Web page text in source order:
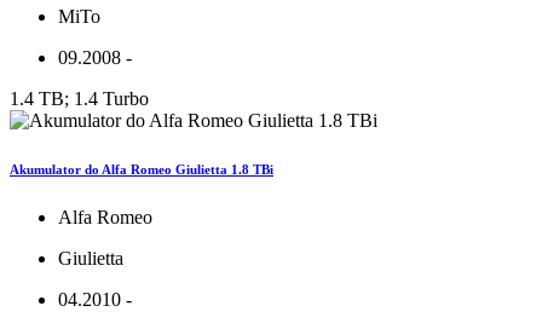
MiTo
09.2008 -
1.4 TB; 1.4 Turbo
Akumulator do Alfa Romeo Giulietta 1.8 TBi
Alfa Romeo
Giulietta
04.2010 -